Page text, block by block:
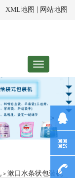
XML地图 | 网站地图
Toggle
navigation
> 漱口水条状包装机
>